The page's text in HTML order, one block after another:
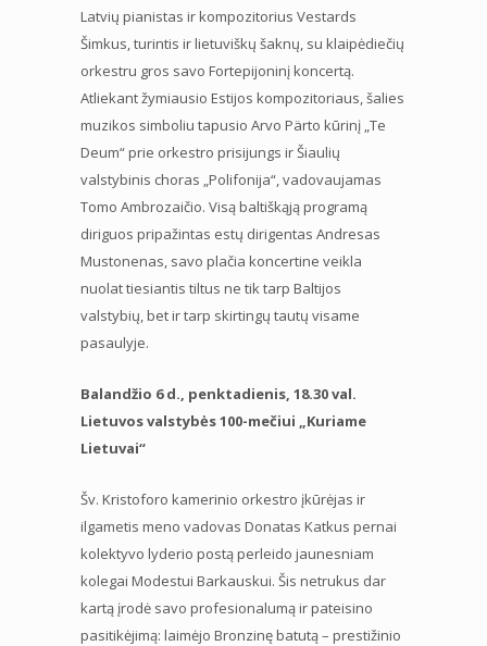
Latvių pianistas ir kompozitorius Vestards
Šimkus, turintis ir lietuviškų šaknų, su klaipėdiečių
orkestru gros savo Fortepijoninį koncertą.
Atliekant žymiausio Estijos kompozitoriaus, šalies
muzikos simboliu tapusio Arvo Pärto kūrinį „Te
Deum“ prie orkestro prisijungs ir Šiaulių
valstybinis choras „Polifonija“, vadovaujamas
Tomo Ambrozaičio. Visą baltiškąją programą
diriguos pripažintas estų dirigentas Andresas
Mustonenas, savo plačia koncertine veikla
nuolat tiesiantis tiltus ne tik tarp Baltijos
valstybių, bet ir tarp skirtingų tautų visame
pasaulyje.
Balandžio 6 d., penktadienis, 18.30 val.
Lietuvos valstybės 100-mečiui „Kuriame
Lietuvai“
Šv. Kristoforo kamerinio orkestro įkūrėjas ir
ilgametis meno vadovas Donatas Katkus pernai
kolektyvo lyderio postą perleido jaunesniam
kolegai Modestui Barkauskui. Šis netrukus dar
kartą įrodė savo profesionalumą ir pateisino
pasitikėjimą: laimėjo Bronzinę batutą – prestižinio